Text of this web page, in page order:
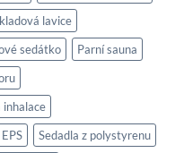
lavice
sedátko
Parní sauna
inhalace
Sedadla z polystyrenu